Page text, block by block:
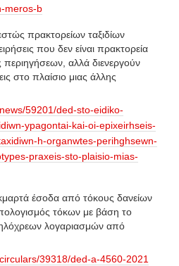
meros-b
πρακτορείων ταξιδίων
που δεν είναι πρακτορεία
περιηγήσεων, αλλά διενεργούν
στο πλαίσιο μιας άλλης
59201/ded-sto-eidiko-
ypagontai-kai-oi-epixeirhseis-
h-organwtes-perihghsewn-
praxeis-sto-plaisio-mias-
έσοδα από τόκους δανείων
τόκων με βάση το
λογαριασμών από
39318/ded-a-4560-2021